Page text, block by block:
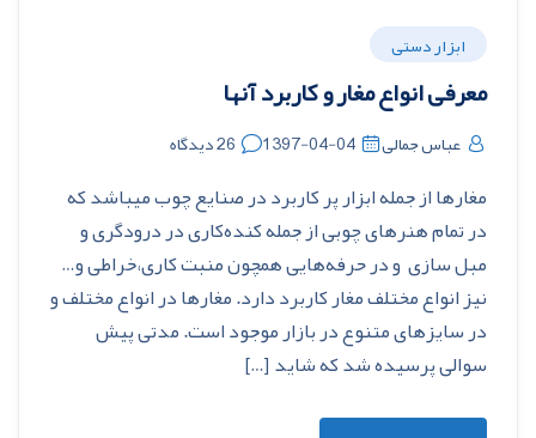
ابزار دستی
معرفی انواع مغار و کاربرد آنها
عباس جمالی 1397-04-04 26 دیدگاه
مغارها از جمله ابزار پر کاربرد در صنایع چوب میباشد که
در تمام هنرهای چوبی از جمله کنده‌کاری در درودگری و
مبل سازی و در حرفه‌هایی همچون منبت کاری،خراطی و…
نیز انواع مختلف مغار کاربرد دارد. مغارها در انواع مختلف و
در سایزهای متنوع در بازار موجود است. مدتی پیش
سوالی پرسیده شد که شاید […]